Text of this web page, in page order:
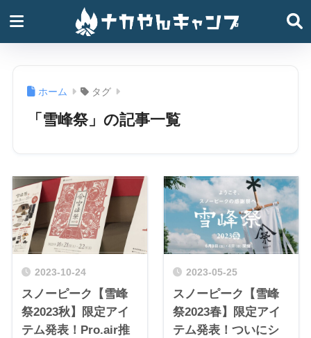
ホーム タグ
「雪峰祭」の記事一覧
2023-10-24
スノーピーク【雪峰
祭2023秋】限定アイ
テム発表！Pro.air推
2023-05-25
スノーピーク【雪峰
祭2023春】限定アイ
テム発表！ついにシ